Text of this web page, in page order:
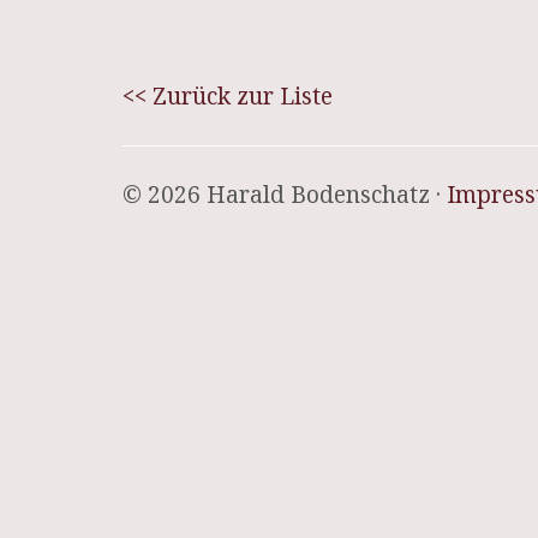
<< Zurück zur Liste
© 2026 Harald Bodenschatz ·